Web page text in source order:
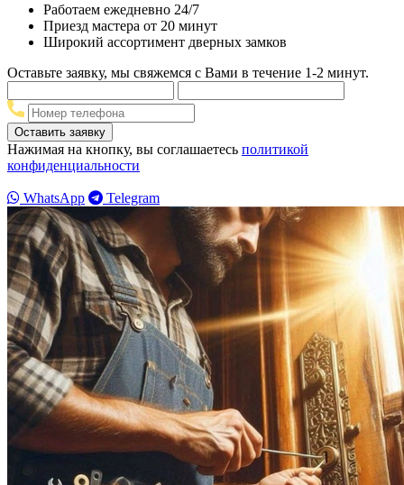
Работаем ежедневно 24/7
Приезд мастера от 20 минут
Широкий ассортимент дверных замков
Оставьте заявку, мы свяжемся с Вами в течение 1-2 минут.
Нажимая на кнопку, вы соглашаетесь политикой
конфиденциальности
WhatsApp Telegram